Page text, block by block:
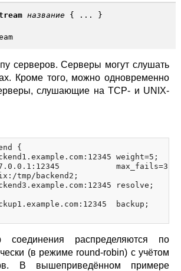
название { ... }
серверов. Серверы могут слушать
Кроме того, можно одновременно
слушающие на TCP- и UNIX-
{
weight=5;
max_fails=3
tmp/backend2;
resolve;
backup;
соединения распределяются по
(в режиме round-robin) с учётом
В вышеприведённом примере